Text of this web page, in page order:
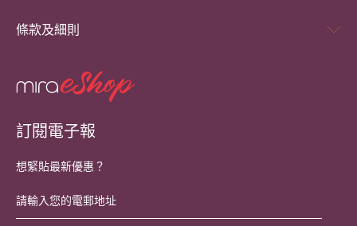
條款及細則
訂閱電子報
想緊貼最新優惠？